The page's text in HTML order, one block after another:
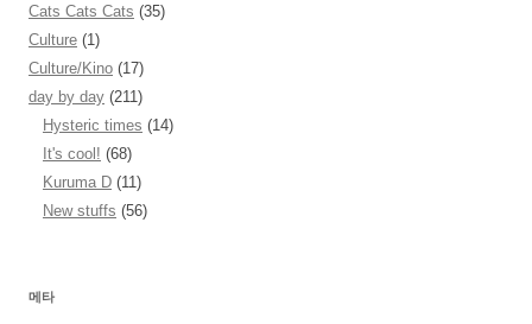
Cats Cats Cats (35)
Culture (1)
Culture/Kino (17)
day by day (211)
Hysteric times (14)
It's cool! (68)
Kuruma D (11)
New stuffs (56)
메타